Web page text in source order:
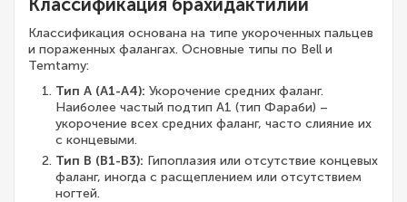
Классификация основана на типе укороченных пальцев
и пораженных фалангах. Основные типы по Bell и
Temtamy:
Тип A (A1-A4): Укорочение средних фаланг.
Наиболее частый подтип A1 (тип Фараби) –
укорочение всех средних фаланг, часто слияние их
с концевыми.
Тип B (B1-B3): Гипоплазия или отсутствие концевых
фаланг, иногда с расщеплением или отсутствием
ногтей.